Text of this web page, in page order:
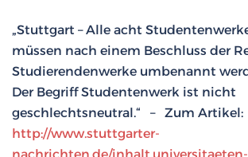
„Stuttgart – Alle acht
müssen nach einem Beschluss der
Studierendenwerke umbenannt
Der Begriff Studentenwerk ist nicht
geschlechtsneutral.“ – Zum Artikel:
http://www.stuttgarter-